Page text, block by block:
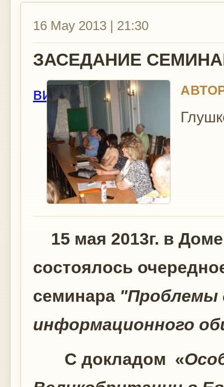
16 May 2013 | 21:30
ЗАСЕДАНИЕ
15 мая 2013г. в
состоялось
семинара "Проблемы
информационного
С докладом «
вид